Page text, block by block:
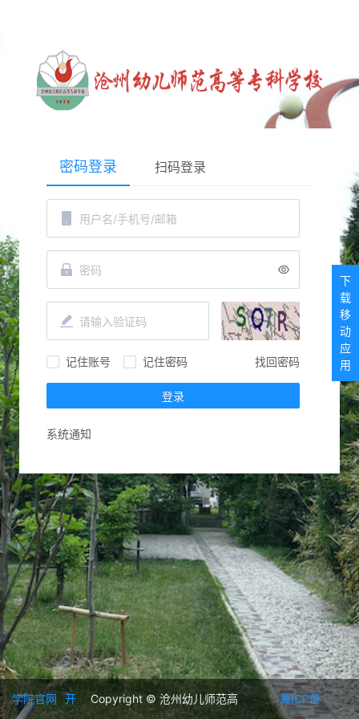
密码登录 扫码登录
记住账号 记住密码 找回密码
登录
系统通知
下
载
移
动
应
用
学院官网 开 Copyright © 沧州幼儿师范高 冀ICP备